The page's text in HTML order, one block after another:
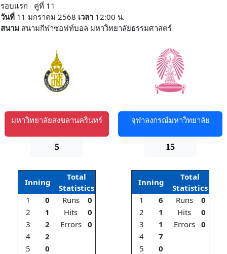
รอบแรก คู่ที่ 11
วันที่ 11 มกราคม 2568 เวลา 12:00 น.
สนาม สนามกีฬาซอฟท์บอล มหาวิทยาลัยธรรมศาสตร์
มหาวิทยาลัยสงขลานครินทร์
5
Inning
Total
Statistics
1
0 Runs
0
2
1 Hits
0
3
2 Errors
0
4
2
5
0
จุฬาลงกรณ์มหาวิทยาลัย
15
Inning
Total
Statistics
1
6 Runs
0
2
1 Hits
0
3
1 Errors
0
4
7
5
0